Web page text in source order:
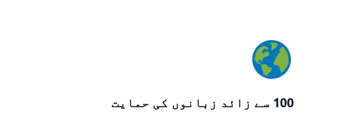
100 سے زائد زبانوں کی حمایت